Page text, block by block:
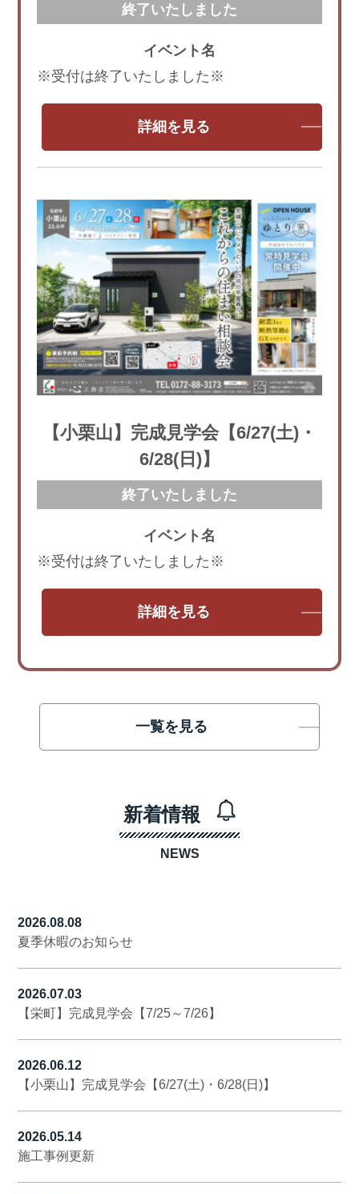
イベント名
※受付は終了いたしました※
詳細を見る
【小栗山】完成見学会【6/27(土)・
6/28(日)】
イベント名
※受付は終了いたしました※
詳細を見る
一覧を見る
新着情報
NEWS
2026.08.08
夏季休暇のお知らせ
2026.07.03
【栄町】完成見学会【7/25～7/26】
2026.06.12
【小栗山】完成見学会【6/27(土)・6/28(日)】
2026.05.14
施工事例更新